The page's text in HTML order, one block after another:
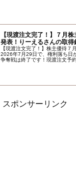
【現渡注文完了！】７月
発表！りーえるさんの取
【現渡注文完了！】株主優待７
2026年7月29日で、権利落ち日
争奪戦は終了です！現渡注文予
スポンサーリンク